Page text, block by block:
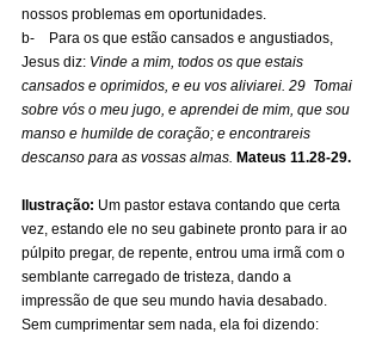
nossos problemas em oportunidades.
b-    Para os que estão cansados e angustiados,
Jesus diz: Vinde a mim, todos os que estais
cansados e oprimidos, e eu vos aliviarei. 29  Tomai
sobre vós o meu jugo, e aprendei de mim, que sou
manso e humilde de coração; e encontrareis
descanso para as vossas almas. Mateus 11.28-29.
Ilustração: Um pastor estava contando que certa
vez, estando ele no seu gabinete pronto para ir ao
púlpito pregar, de repente, entrou uma irmã com o
semblante carregado de tristeza, dando a
impressão de que seu mundo havia desabado.
Sem cumprimentar sem nada, ela foi dizendo: